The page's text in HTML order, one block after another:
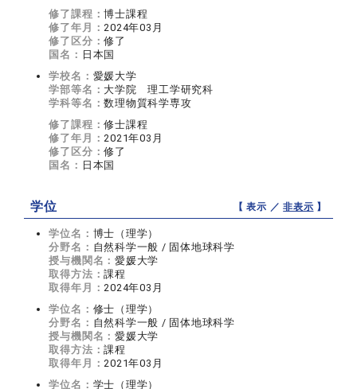
修了課程：博士課程
修了年月：2024年03月
修了区分：修了
国名： 日本国
学校名： 愛媛大学
学部等名： 大学院 理工学研究科
学科等名：数理物質科学専攻
修了課程：修士課程
修了年月：2021年03月
修了区分：修了
国名： 日本国
学位 【 表示 ／非表示 】
学位名： 博士（理学）
分野名： 自然科学一般 / 固体地球科学
授与機関名：愛媛大学
取得方法：課程
取得年月：2024年03月
学位名： 修士（理学）
分野名： 自然科学一般 / 固体地球科学
授与機関名：愛媛大学
取得方法：課程
取得年月：2021年03月
学位名： 学士（理学）